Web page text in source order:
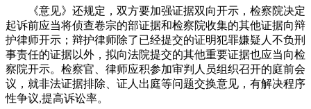
《意见》还规定，双方要加强证据双向开示，检察院决定
起诉前应当将侦查卷宗的部证据和检察院收集的其他证据向辩
护律师开示；辩护律师除了已经提交的证明犯罪嫌疑人不负刑
事责任的证据以外，拟向法院提交的其他重要证据也应当向检
察院开示。检察官、律师应积参加审判人员组织召开的庭前会
议，就非法证据排除、证人出庭等问题交换意见，有解决程序
性争议,提高诉讼率。